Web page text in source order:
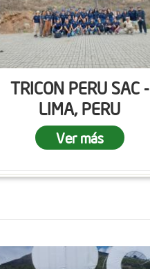
TRICON PERU SAC -
LIMA, PERU
Ver más